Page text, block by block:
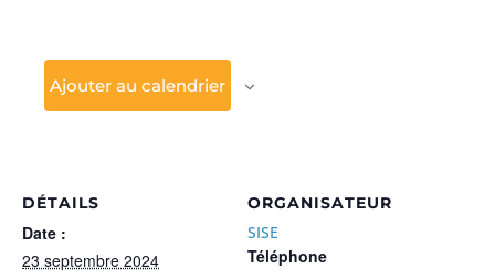
Ajouter au calendrier
DÉTAILS
Date :
23 septembre 2024
ORGANISATEUR
SISE
Téléphone